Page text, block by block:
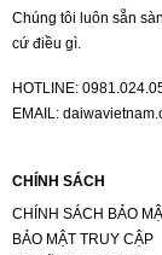
Chúng tôi luôn sẵn
cứ điều gì.
HOTLINE:
EMAIL:
CHÍNH SÁCH
CHÍNH SÁCH BẢO
BẢO MẬT TRUY CẬP